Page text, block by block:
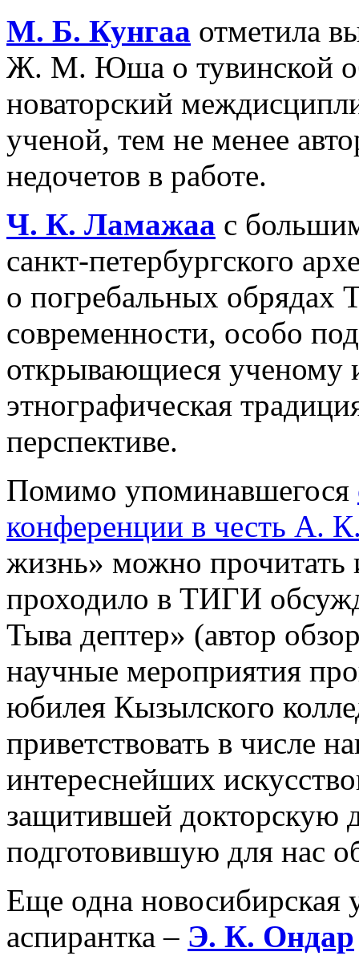
М. Б. Кунгаа отметила
Ж. М. Юша о тувинской
новаторский
ученой, тем не менее
недочетов в работе.
Ч. К. Ламажаа с
санкт-петербургского
о погребальных обрядах
современности, особо
открывающиеся ученому
этнографическая
перспективе.
Помимо упоминавшегося
конференции в честь А.
жизнь» можно прочитать
проходило в ТИГИ
Тыва дептер» (автор
научные мероприятия
юбилея Кызылского
приветствовать в числе
интереснейших
защитившей докторскую
подготовившую для нас
Еще одна новосибирская
аспирантка – Э. К. Ондар